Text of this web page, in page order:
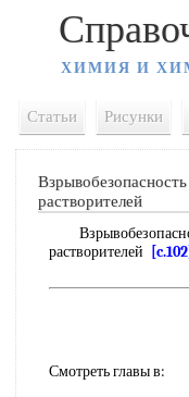
ХИМИЯ И
Статьи Рисунки
растворителей
растворителей
Смотреть главы в: